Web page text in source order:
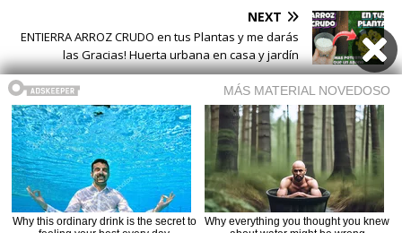
NEXT
ENTIERRA ARROZ CRUDO en tus Plantas y me darás
las Gracias! Huerta urbana en casa y jardín
Buscar
Buscar
Copyright © 2026 | WordPress Theme byMH Themes